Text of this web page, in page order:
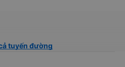
tuyến đường